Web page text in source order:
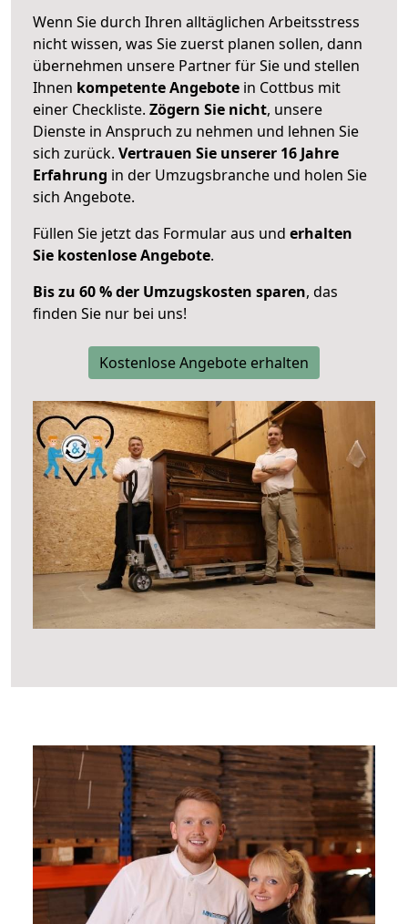
Wenn Sie durch Ihren alltäglichen Arbeitsstress
nicht wissen, was Sie zuerst planen sollen, dann
übernehmen unsere Partner für Sie und stellen
Ihnen kompetente Angebote in Cottbus mit
einer Checkliste. Zögern Sie nicht, unsere
Dienste in Anspruch zu nehmen und lehnen Sie
sich zurück. Vertrauen Sie unserer 16 Jahre
Erfahrung in der Umzugsbranche und holen Sie
sich Angebote.
Füllen Sie jetzt das Formular aus und erhalten
Sie kostenlose Angebote.
Bis zu 60 % der Umzugskosten sparen, das
finden Sie nur bei uns!
Kostenlose Angebote erhalten